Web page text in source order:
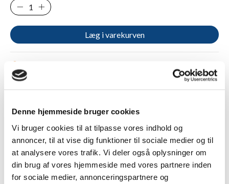
Denne hjemmeside bruger cookies
Vi bruger cookies til at tilpasse vores indhold og
annoncer, til at vise dig funktioner til sociale medier og til
at analysere vores trafik. Vi deler også oplysninger om
din brug af vores hjemmeside med vores partnere inden
for sociale medier, annonceringspartnere og
Læg i varekurven
Gratis fragt fra 1.000 kr.
Betal sikkert med Apple Pay, kreditkort eller Klarna
Beskrivelse
Gallagher porthåndtagsisolator Easy2use (5 stk.)